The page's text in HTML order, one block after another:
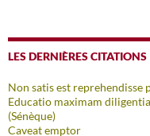
LES DERNIÈRES CITATIONS
Non satis est reprehendisse
Educatio maximam
(Sénèque)
Caveat emptor